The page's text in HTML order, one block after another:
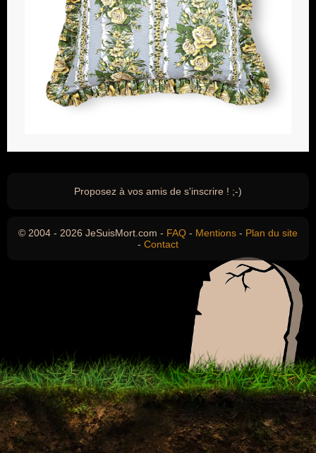
Proposez à vos amis de s'inscrire ! ;-)
© 2004 - 2026 JeSuisMort.com - FAQ - Mentions - Plan du site
- Contact